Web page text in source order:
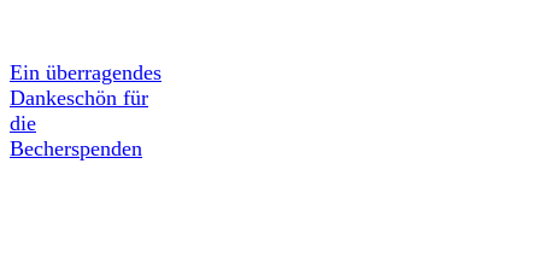
Ein überragendes
Dankeschön für
die
Becherspenden